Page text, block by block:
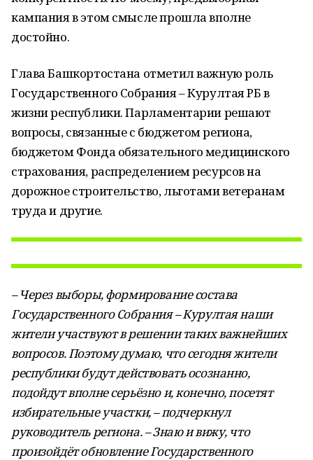
кампания в этом смысле прошла вполне
достойно.
Глава Башкортостана отметил важную роль
Государственного Собрания – Курултая РБ в
жизни республики. Парламентарии решают
вопросы, связанные с бюджетом региона,
бюджетом Фонда обязательного медицинского
страхования, распределением ресурсов на
дорожное строительство, льготами ветеранам
труда и другие.
– Через выборы, формирование состава
Государственного Собрания – Курултая наши
жители участвуют в решении таких важнейших
вопросов. Поэтому думаю, что сегодня жители
республики будут действовать осознанно,
подойдут вполне серьёзно и, конечно, посетят
избирательные участки, – подчеркнул
руководитель региона. – Знаю и вижу, что
произойдёт обновление Государственного